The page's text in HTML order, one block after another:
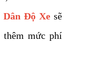
Dân Độ Xesẽ
thêm mức phí